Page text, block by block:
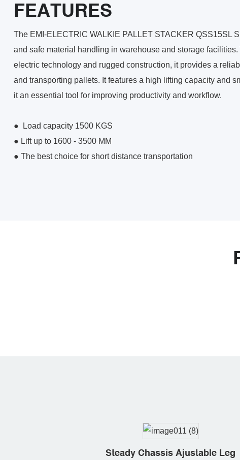
FEATURES
The EMI-ELECTRIC WALKIE PALLET STACKER QSS15SL
and safe material handling in warehouse and storage facilities.
electric technology and rugged construction, it provides a
and transporting pallets. It features a high lifting capacity and
it an essential tool for improving productivity and workflow.
●
Load capacity 1500 KGS
● Lift up to 1600 - 3500 MM
● The best choice for short distance transportation
Steady Chassis Ajustable Leg